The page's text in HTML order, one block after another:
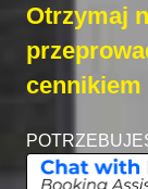
Otrzymaj
cennikiem